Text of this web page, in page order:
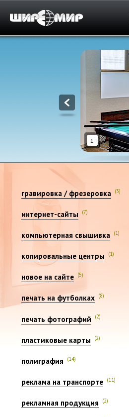
1
гравировка / фрезеровка (3)
интернет-сайты (7)
компьютерная свышивка (1)
копировальные центры (1)
новое на сайте (5)
печать на футболках (8)
печать фотографий (2)
пластиковые карты (2)
полиграфия (14)
реклама на транспорте (11)
рекламная продукция (2)